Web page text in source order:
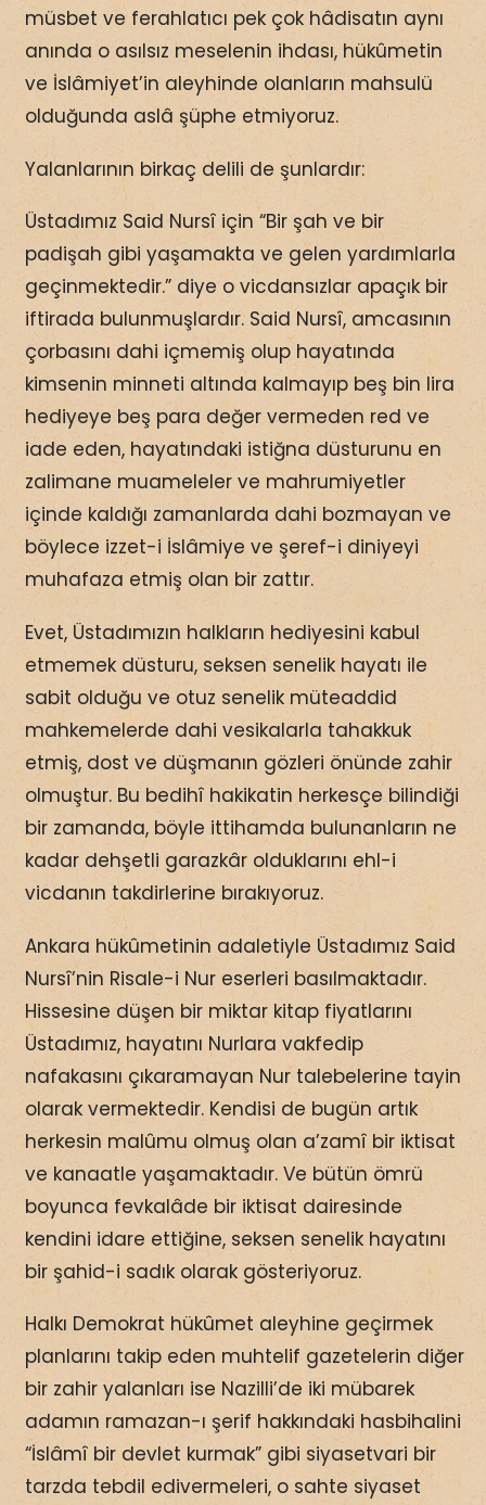
müsbet ve ferahlatıcı pek çok hâdisatın aynı
anında o asılsız meselenin ihdası, hükûmetin
ve İslâmiyet’in aleyhinde olanların mahsulü
olduğunda aslâ şüphe etmiyoruz.
Yalanlarının birkaç delili de şunlardır:
Üstadımız Said Nursî için “Bir şah ve bir
padişah gibi yaşamakta ve gelen yardımlarla
geçinmektedir.” diye o vicdansızlar apaçık bir
iftirada bulunmuşlardır. Said Nursî, amcasının
çorbasını dahi içmemiş olup hayatında
kimsenin minneti altında kalmayıp beş bin lira
hediyeye beş para değer vermeden red ve
iade eden, hayatındaki istiğna düsturunu en
zalimane muameleler ve mahrumiyetler
içinde kaldığı zamanlarda dahi bozmayan ve
böylece izzet-i İslâmiye ve şeref-i diniyeyi
muhafaza etmiş olan bir zattır.
Evet, Üstadımızın halkların hediyesini kabul
etmemek düsturu, seksen senelik hayatı ile
sabit olduğu ve otuz senelik müteaddid
mahkemelerde dahi vesikalarla tahakkuk
etmiş, dost ve düşmanın gözleri önünde zahir
olmuştur. Bu bedihî hakikatin herkesçe bilindiği
bir zamanda, böyle ittihamda bulunanların ne
kadar dehşetli garazkâr olduklarını ehl-i
vicdanın takdirlerine bırakıyoruz.
Ankara hükûmetinin adaletiyle Üstadımız Said
Nursî’nin Risale-i Nur eserleri basılmaktadır.
Hissesine düşen bir miktar kitap fiyatlarını
Üstadımız, hayatını Nurlara vakfedip
nafakasını çıkaramayan Nur talebelerine tayin
olarak vermektedir. Kendisi de bugün artık
herkesin malûmu olmuş olan a’zamî bir iktisat
ve kanaatle yaşamaktadır. Ve bütün ömrü
boyunca fevkalâde bir iktisat dairesinde
kendini idare ettiğine, seksen senelik hayatını
bir şahid-i sadık olarak gösteriyoruz.
Halkı Demokrat hükûmet aleyhine geçirmek
planlarını takip eden muhtelif gazetelerin diğer
bir zahir yalanları ise Nazilli’de iki mübarek
adamın ramazan-ı şerif hakkındaki hasbihalini
“İslâmî bir devlet kurmak” gibi siyasetvari bir
tarzda tebdil edivermeleri, o sahte siyaset